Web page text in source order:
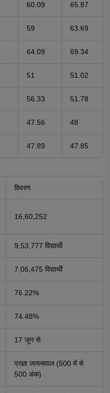
60.09 65.87
59 63.69
64.09 69.34
51 51.02
56.33 51.78
47.56 48
47.89 47.85
विवरण
16,60,252
9,53,777 विद्यार्थी
7,06,475 विद्यार्थी
76.22%
74.48%
17 जून से
प्रज्ञा जायसवाल (500 में से
500 अंक)